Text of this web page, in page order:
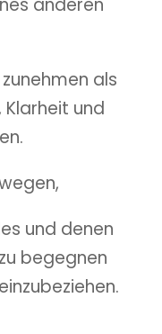
anderen
als
Klarheit und
und denen
begegnen